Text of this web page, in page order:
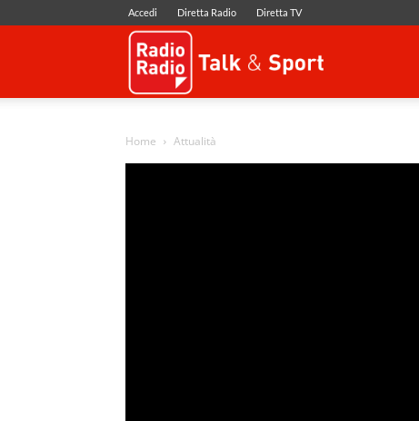
Accedi Diretta Radio Diretta TV
Home Attualità